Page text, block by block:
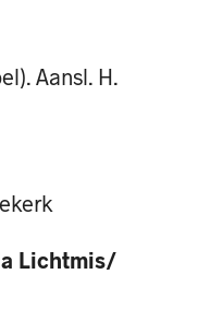
Aansl. H.
Lichtmis/